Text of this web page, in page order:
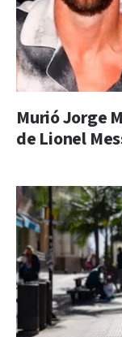
Murió Jorge
de Lionel